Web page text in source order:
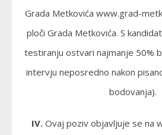
Grada Metkovića www.grad-
ploči Grada Metkovića. S
testiranju ostvari najmanje 50%
intervju neposredno nakon
bodovanja).
IV. Ovaj poziv objavljuje se na